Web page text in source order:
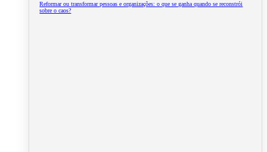
Reformar ou transformar pessoas e organizações: o que se ganha quando se reconstrói
sobre o caos?